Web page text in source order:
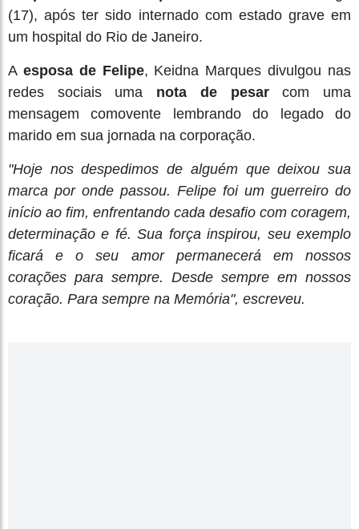
(17), após ter sido internado com estado grave em
um hospital do Rio de Janeiro.
A esposa de Felipe, Keidna Marques divulgou nas
redes sociais uma nota de pesarcom uma
mensagem comovente lembrando do legado do
marido em sua jornada na corporação.
"Hoje nos despedimos de alguém que deixou sua
marca por onde passou. Felipe foi um guerreiro do
início ao fim, enfrentando cada desafio com coragem,
determinação e fé. Sua força inspirou, seu exemplo
ficará e o seu amor permanecerá em nossos
corações para sempre. Desde sempre em nossos
coração. Para sempre na Memória", escreveu.